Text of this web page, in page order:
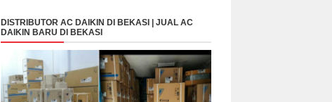
DISTRIBUTOR AC DAIKIN DI BEKASI | JUAL AC
DAIKIN BARU DI BEKASI